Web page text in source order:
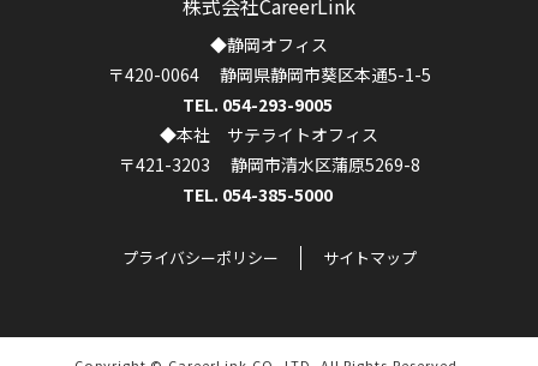
◆静岡オフィス
〒420-0064 静岡県静岡市葵区本通5-1-5
TEL. 054-293-9005
◆本社 サテライトオフィス
〒421-3203 静岡市清水区蒲原5269-8
TEL. 054-385-5000
プライバシーポリシー サイトマップ